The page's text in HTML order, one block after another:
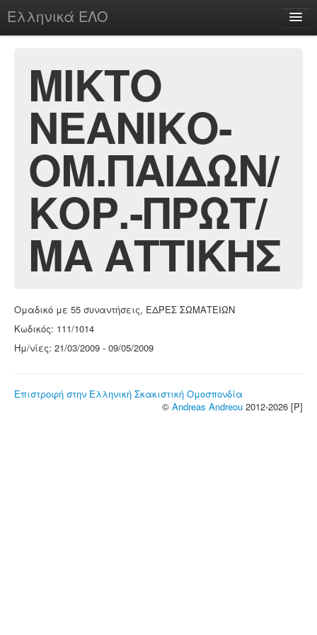
Ελληνικά ΕΛΟ
chesstu.be @ discord
Login
ΜΙΚΤΟ
ΝΕΑΝΙΚΟ-
ΟΜ.ΠΑΙΔΩΝ/
ΚΟΡ.-ΠΡΩΤ/
ΜΑ ΑΤΤΙΚΗΣ
Ομαδικό με 55 συναντήσεις, ΕΔΡΕΣ ΣΩΜΑΤΕΙΩΝ
Κωδικός: 111/1014
Ημ/νίες: 21/03/2009 - 09/05/2009
Επιστροφή στην Ελληνική Σκακιστική Ομοσπονδία
© Andreas Andreou 2012-2026 [P]